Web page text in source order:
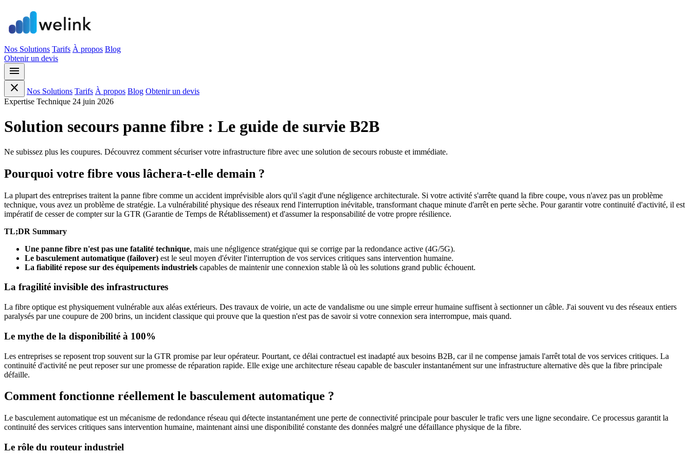
Nos Solutions Tarifs À propos Blog
Obtenir un devis
menu
close
Nos Solutions Tarifs À propos Blog Obtenir un devis
Expertise Technique 24 juin 2026
Solution secours panne fibre : Le guide de survie B2B
Ne subissez plus les coupures. Découvrez comment sécuriser votre infrastructure fibre avec une solution de secours robuste et immédiate.
Pourquoi votre fibre vous lâchera-t-elle demain ?
La plupart des entreprises traitent la panne fibre comme un accident imprévisible alors qu'il s'agit d'une négligence architecturale. Si votre activité s'arrête quand la fibre coupe, vous n'avez pas un problème
technique, vous avez un problème de stratégie. La vulnérabilité physique des réseaux rend l'interruption inévitable, transformant chaque minute d'arrêt en perte sèche. Pour garantir votre continuité d'activité, il est
impératif de cesser de compter sur la GTR (Garantie de Temps de Rétablissement) et d'assumer la responsabilité de votre propre résilience.
TL;DR Summary
Une panne fibre n'est pas une fatalité technique, mais une négligence stratégique qui se corrige par la redondance active (4G/5G).
Le basculement automatique (failover) est le seul moyen d'éviter l'interruption de vos services critiques sans intervention humaine.
La fiabilité repose sur des équipements industriels capables de maintenir une connexion stable là où les solutions grand public échouent.
La fragilité invisible des infrastructures
La fibre optique est physiquement vulnérable aux aléas extérieurs. Des travaux de voirie, un acte de vandalisme ou une simple erreur humaine suffisent à sectionner un câble. J'ai souvent vu des réseaux entiers
paralysés par une coupure de 200 brins, un incident classique qui prouve que la question n'est pas de savoir si votre connexion sera interrompue, mais quand.
Le mythe de la disponibilité à 100%
Les entreprises se reposent trop souvent sur la GTR promise par leur opérateur. Pourtant, ce délai contractuel est inadapté aux besoins B2B, car il ne compense jamais l'arrêt total de vos services critiques. La
continuité d'activité ne peut reposer sur une promesse de réparation rapide. Elle exige une architecture réseau capable de basculer instantanément sur une infrastructure alternative dès que la fibre principale
défaille.
Comment fonctionne réellement le basculement automatique ?
Le basculement automatique est un mécanisme de redondance réseau qui détecte instantanément une perte de connectivité principale pour basculer le trafic vers une ligne secondaire. Ce processus garantit la
continuité des services critiques sans intervention humaine, maintenant ainsi une disponibilité constante des données malgré une défaillance physique de la fibre.
Le rôle du routeur industriel